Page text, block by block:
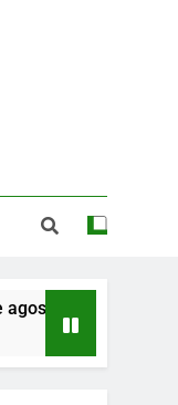
Que nadie se
1 Día Atrás